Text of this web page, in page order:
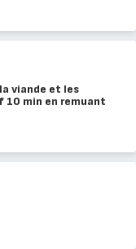
viande et les
min en remuant